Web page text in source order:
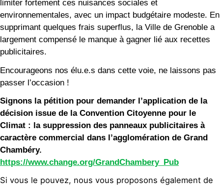
limiter fortement ces nuisances sociales et
environnementales, avec un impact budgétaire modeste. En
supprimant quelques frais superflus, la Ville de Grenoble a
largement compensé le manque à gagner lié aux recettes
publicitaires.
Encourageons nos élu.e.s dans cette voie, ne laissons pas
passer l’occasion !
Signons la pétition pour demander l’application de la
décision issue de la Convention Citoyenne pour le
Climat : la suppression des panneaux publicitaires à
caractère commercial dans l’agglomération de Grand
Chambéry.
https://www.change.org/GrandChambery_Pub
Si vous le pouvez, nous vous proposons également de